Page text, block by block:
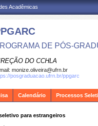
Acadêmicas
DE PÓS-
DO CCHLA
monize.oliveira@ufrn.br
posgraduacao.ufrn.br/ppgarc
Calendário Processos
para estrangeiros